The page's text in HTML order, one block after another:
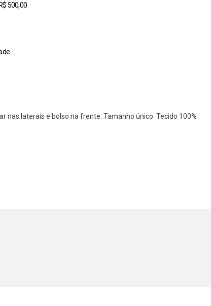
500,00
nas laterais e bolso na frente. Tamanho único. Tecido 100%